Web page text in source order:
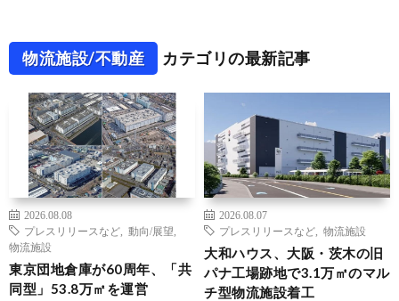
物流施設/不動産 カテゴリの最新記事
2026.08.08
プレスリリースなど
動向/展望
物流施設
東京団地倉庫が60周年、「共
同型」53.8万㎡を運営
2026.08.07
プレスリリースなど
物流施設
大和ハウス、大阪・茨木の旧
パナ工場跡地で3.1万㎡のマル
チ型物流施設着工